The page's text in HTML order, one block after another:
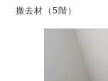
撤去材（5階）